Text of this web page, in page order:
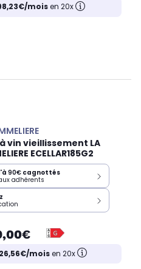
moisen 20x
vin vieillissement LA
ECELLAR185G2
90€ cagnottés
adhérents
moisen 20x